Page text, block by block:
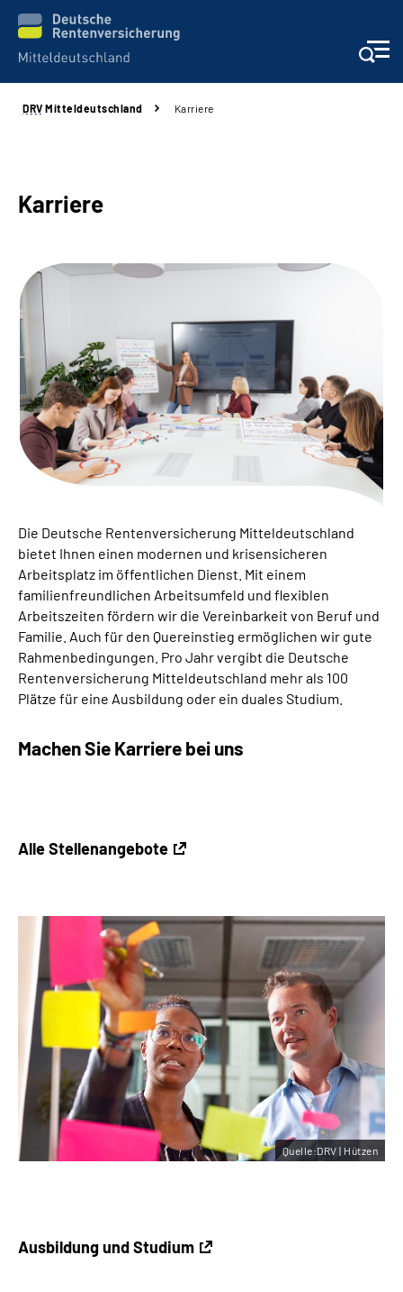
Aktuelles
Karriere
Presse
Über uns
Online-Services
Inhalte in Gebärdensprache (DGS)
Suche
Mein Kundenportal
DRV Mitteldeutschland Karriere
Karriere
Die Deutsche Rentenversicherung Mitteldeutschland
bietet Ihnen einen modernen und krisensicheren
Arbeitsplatz im öffentlichen Dienst. Mit einem
familienfreundlichen Arbeitsumfeld und flexiblen
Arbeitszeiten fördern wir die Vereinbarkeit von Beruf und
Familie. Auch für den Quereinstieg ermöglichen wir gute
Rahmenbedingungen. Pro Jahr vergibt die Deutsche
Rentenversicherung Mitteldeutschland mehr als 100
Plätze für eine Ausbildung oder ein duales Studium.
Machen Sie Karriere bei uns
Alle Stellenangebote
Quelle:DRV | Hützen
Ausbildung und Studium